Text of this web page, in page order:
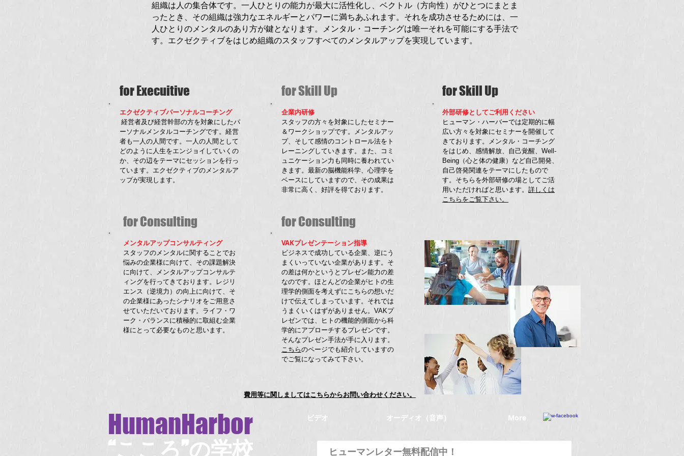
組織は人の集合体です。一人ひとりの能力が最大に活性化し、ベクトル（方向性）がひとつにまとま
ったとき、その組織は強力なエネルギーとパワーに満ちあふれます。それを成功させるためには、一
人ひとりのメンタルのあり方が鍵となります。メンタル・コーチングは唯一それを可能にする手法で
す。エクゼクティブをはじめ組織のスタッフすべてのメンタルアップを実現しています。
for Execuitive
エクゼクティブパーソナルコーチング
経営者及び経営幹部の方を対象にしたパ
ーソナルメンタルコーチングです。経営
者も一人の人間です。一人の人間として
どのように人生をエンジョイしていくの
か、その辺をテーマにセッションを行っ
ています。エクゼクティブのメンタルア
ップが実現します。
for Skill Up
企業内研修
スタッフの方々を対象にしたセミナー
＆ワークショップです。メンタルアッ
プ、そして感情のコントロール法をト
レーニングしていきます。また、コミ
ュニケーション力も同時に養われてい
きます。最新の脳機能科学、心理学を
ベースにしていますので、その成果は
非常に高く、好評を得ております。
for Skill Up
外部研修としてご利用ください
ヒューマン・ハーバーでは定期的に幅
広い方々を対象にセミナーを開催して
きております。メンタル・コーチング
をはじめ、感情解放、自己覚醒、Well-
Being（心と体の健康）など自己開発、
自己啓発関連をテーマにしたもので
す。そちらを外部研修の場としてご活
用いただければと思います。 詳しくは
こちらをご覧下さい。
for Consulting
メンタルアップコンサルティング
スタッフのメンタルに関することでお
悩みの企業様に向けて、その課題解決
に向けて、メンタルアップコンサルテ
ィングを行ってきております。レジリ
エンス（逆境力）の向上に向けて、そ
の企業様にあったシナリオをご用意さ
せていただいております。ライフ・ワ
ーク・バランスに積極的に取組む企業
様にとって必要なものと思います。
for Consulting
VAKプレゼンテーション指導
ビジネスで成功している企業、逆にう
まくいっていない企業があります。そ
の差は何かというとプレゼン能力の差
なのです。ほとんどの企業がヒトの生
理学的側面を考えずにこちらの想いだ
けで伝えてしまっています。それでは
うまくいくはずがありません。VAKプ
レゼンでは、ヒトの機能的側面から科
学的にアプローチするプレゼンです。
そんなプレゼン手法が手に入ります。
こちらのページでも紹介していますの
でご覧になってみて下さい。
費用等に関しましてはこちらからお問い合わせください。
HumanHarbor
“こころ”の学校
ビデオ オーディオ（音声） More
ヒューマンレター無料配信中！